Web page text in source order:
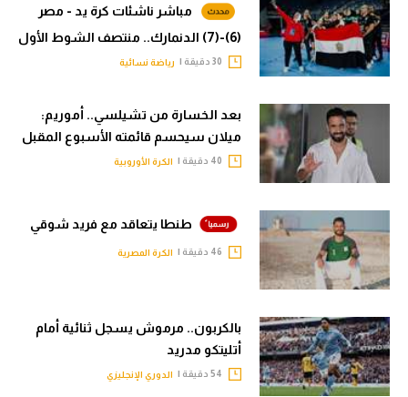
مباشر ناشئات كرة يد - مصر
(6)-(7) الدنمارك.. منتصف الشوط الأول
رياضة نسائية
بعد الخسارة من تشيلسي.. أموريم:
ميلان سيحسم قائمته الأسبوع المقبل
الكرة الأوروبية
طنطا يتعاقد مع فريد شوقي
الكرة المصرية
بالكربون.. مرموش يسجل ثنائية أمام
أتليتكو مدريد
الدوري الإنجليزي